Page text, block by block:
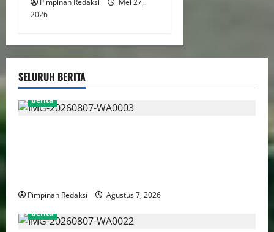
Pimpinan Redaksi
Mei 27,
2026
SELURUH BERITA
berita
Pimpinan Redaksi
Agustus 7, 2026
berita